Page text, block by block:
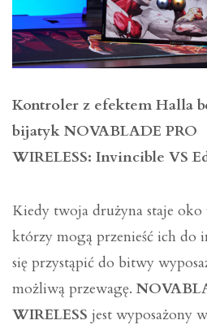
Kontroler z efektem Halla
bijatyk NOVABLADE PRO
WIRELESS: Invincible VS
Kiedy twoja drużyna staje
którzy mogą przenieść ich do
się przystąpić do bitwy
możliwą przewagę.
WIRELESS jest wyposażony